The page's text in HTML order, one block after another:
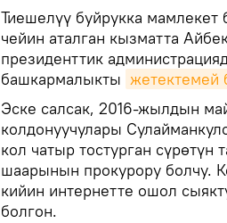
Тиешелүү буйрукка
чейин аталган кызматта
президенттик
башкармалыкты жетектемей
Эске салсак, 2016-жылдын
колдонуучулары
кол чатыр тостурган
шаарынын прокурору болчу.
кийин интернетте ошол
болгон.